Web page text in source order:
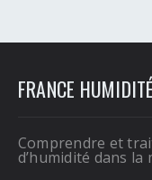
FRANCE HUMIDITÉ
Comprendre et
d’humidité dans la